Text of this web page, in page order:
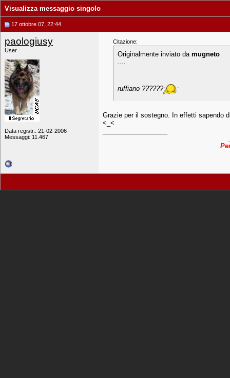
Visualizza messaggio singolo
17 ottobre 07, 22:44
paologiusy
User
Data registr.: 21-02-2006
Messaggi: 11.467
Citazione:
Originalmente inviato da mugneto
....
ruffiano ??????
Grazie per il sostegno. In effetti sapendo
<_<